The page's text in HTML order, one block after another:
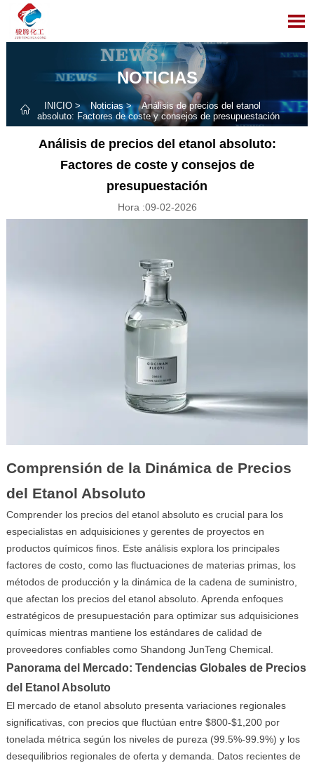

NOTICIAS
 INICIO> Noticias>
Análisis de precios del etanol
absoluto: Factores de coste y consejos de presupuestación
Análisis de precios del etanol absoluto:
Factores de coste y consejos de
presupuestación
Hora :09-02-2026
Comprensión de la Dinámica de Precios
del Etanol Absoluto
Comprender los precios del etanol absoluto es crucial para los
especialistas en adquisiciones y gerentes de proyectos en
productos químicos finos. Este análisis explora los principales
factores de costo, como las fluctuaciones de materias primas, los
métodos de producción y la dinámica de la cadena de suministro,
que afectan los precios del etanol absoluto. Aprenda enfoques
estratégicos de presupuestación para optimizar sus adquisiciones
químicas mientras mantiene los estándares de calidad de
proveedores confiables como Shandong JunTeng Chemical.
Panorama del Mercado: Tendencias Globales de Precios
del Etanol Absoluto
El mercado de etanol absoluto presenta variaciones regionales
significativas, con precios que fluctúan entre $800-$1,200 por
tonelada métrica según los niveles de pureza (99.5%-99.9%) y los
desequilibrios regionales de oferta y demanda. Datos recientes de